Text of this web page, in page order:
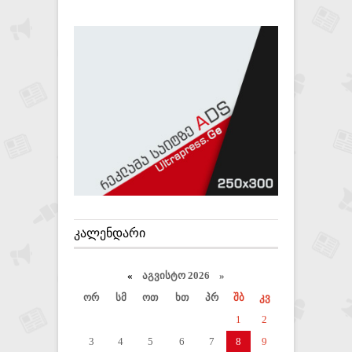
ᲙᲐᲚᲔᲜᲓᲐᲠᲘ
« აგვისტო 2026 »
ორ
სმ ოთ ხთ პრ შბ
კვ
1
2
3
4 5 6 7 8
9